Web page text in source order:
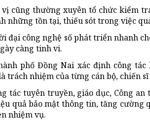
vị cũng thường xuyên tổ chức kiểm
những tồn tại, thiếu sót trong việc
đại công nghệ số phát triển nhanh
càng tinh vi.
phố Đồng Nai xác định công
trách nhiệm của từng cán bộ, chiến
tác tuyên truyền, giáo dục, Công
quả bảo mật thông tin, tăng
nhiệm vụ.